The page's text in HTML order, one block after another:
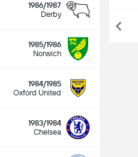
1986/1987
Derby
1985/1986
Norwich
1984/1985
Oxford United
1983/1984
Chelsea